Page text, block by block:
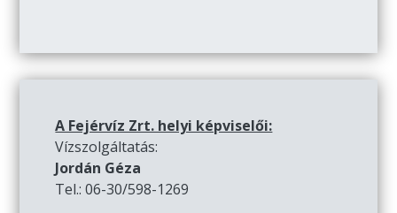
A Fejérvíz Zrt. helyi képviselői:
Vízszolgáltatás:
Jordán Géza
Tel.: 06-30/598-1269